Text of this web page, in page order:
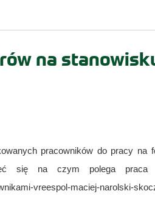
na
pracowników do pracy
się na czym polega praca
vreespol-maciej-narolski-